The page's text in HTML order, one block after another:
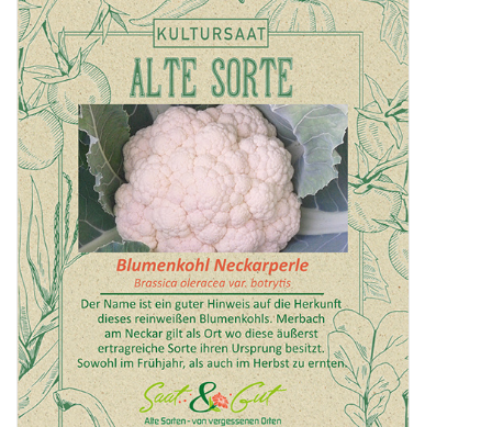
Für Kinder
Geschenkideen
Katalog